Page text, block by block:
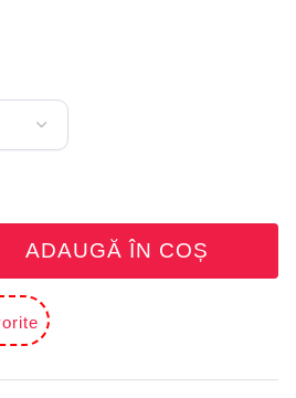
ADAUGĂ ÎN COȘ